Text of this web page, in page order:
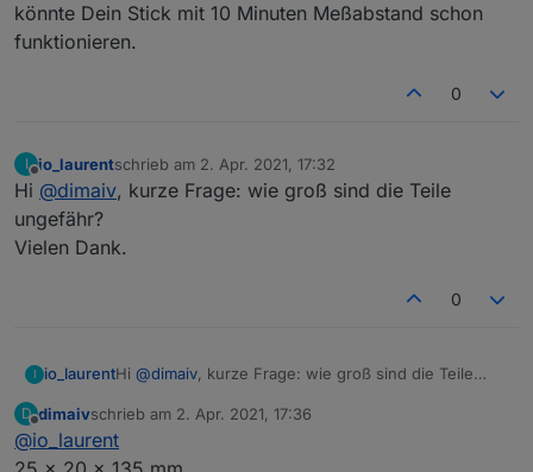
könnte Dein Stick mit 10 Minuten Meßabstand schon
funktionieren.
0
I
Offline
io_laurentschrieb am 2. Apr. 2021, 17:32
zuletzt editiert von
Hi @dimaiv, kurze Frage: wie groß sind die Teile
ungefähr?
Vielen Dank.
0
I io_laurentHi @dimaiv , kurze Frage: wie groß sind die Teile
Vielen Dank.
D
Offline
dimaivschrieb am 2. Apr. 2021, 17:36
zuletzt editiert von
@io_laurent